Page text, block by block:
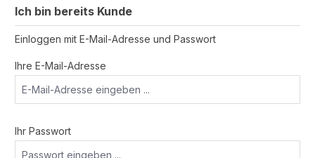
Ich bin bereits Kunde
Einloggen mit E-Mail-Adresse und Passwort
Ihre E-Mail-Adresse
Ihr Passwort